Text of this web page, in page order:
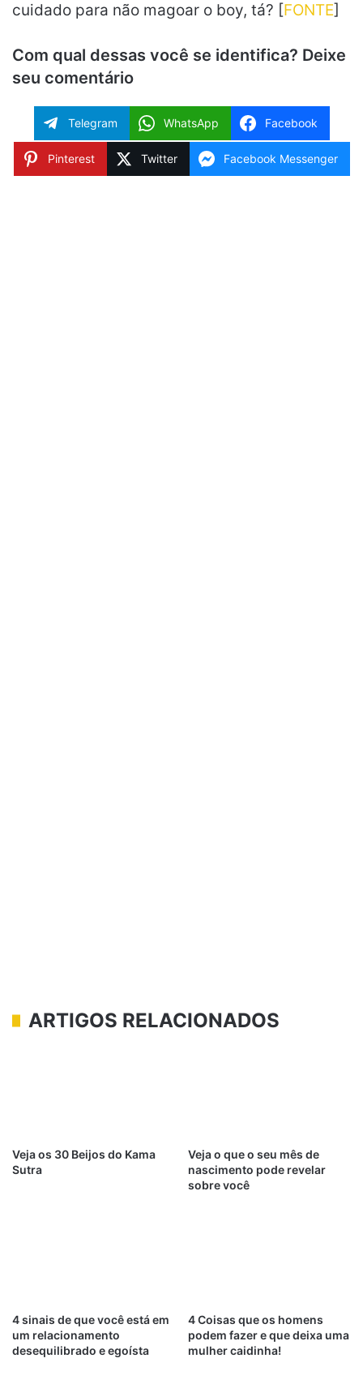
cuidado para não magoar o boy, tá? [FONTE]
Com qual dessas você se identifica? Deixe
seu comentário
Telegram WhatsApp Facebook
Pinterest Twitter Facebook Messenger
ARTIGOS RELACIONADOS
Veja os 30 Beijos do Kama
Sutra
Veja o que o seu mês de
nascimento pode revelar
sobre você
4 sinais de que você está em
um relacionamento
desequilibrado e egoísta
4 Coisas que os homens
podem fazer e que deixa uma
mulher caidinha!